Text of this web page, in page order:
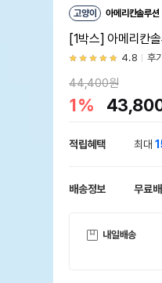
고양이 아메리칸솔루션
[1박스] 아메리칸
4.8 후
44,400원
1%
적립혜택 최대
배송정보 무료
내일배송